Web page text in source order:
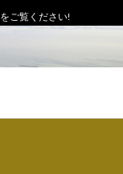
ご覧ください!